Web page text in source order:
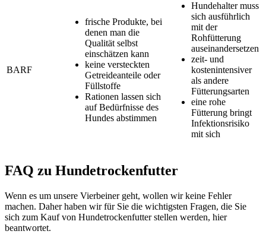
BARF
frische Produkte, bei
denen man die
Qualität selbst
einschätzen kann
keine versteckten
Getreideanteile oder
Füllstoffe
Rationen lassen sich
auf Bedürfnisse des
Hundes abstimmen
Hundehalter muss
sich ausführlich
mit der
Rohfütterung
auseinandersetzen
zeit- und
kostenintensiver
als andere
Fütterungsarten
eine rohe
Fütterung bringt
Infektionsrisiko
mit sich
FAQ zu Hundetrockenfutter
Wenn es um unsere Vierbeiner geht, wollen wir keine Fehler
machen. Daher haben wir für Sie die wichtigsten Fragen, die Sie
sich zum Kauf von Hundetrockenfutter stellen werden, hier
beantwortet.